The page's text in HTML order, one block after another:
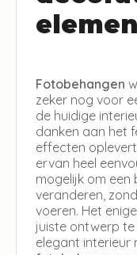
Fotobehangen
zeker nog voor
de huidige
danken aan het
effecten
ervan heel
mogelijk om een
veranderen,
voeren. Het
juiste ontwerp te
elegant interieur